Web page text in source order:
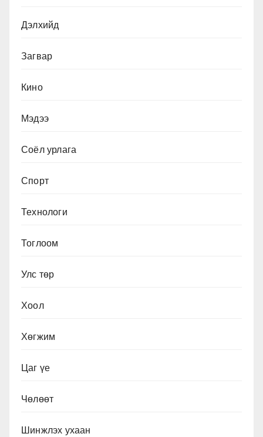
Дэлхийд
Загвар
Кино
Мэдээ
Соёл урлага
Спорт
Технологи
Тоглоом
Улс төр
Хоол
Хөгжим
Цаг үе
Чөлөөт
Шинжлэх ухаан